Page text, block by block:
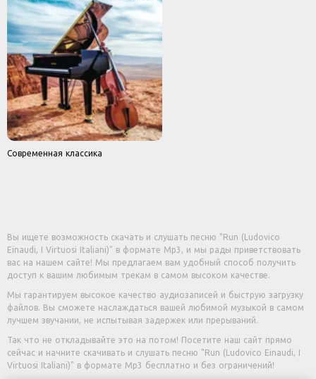
Современная классика
Вы ищете возможность скачать и слушать песню "Run (Ludovico
Einaudi, I Virtuosi Italiani)" в формате Mp3, и мы рады приветствовать
вас на нашем сайте! Мы предлагаем вам удобный способ получить
доступ к вашим любимым трекам в самом высоком качестве.
Мы гарантируем высокое качество аудиозаписей и быструю загрузку
файлов. Вы сможете наслаждаться вашей любимой музыкой в самом
лучшем звучании, не испытывая задержек или прерываний.
Так что не откладывайте это на потом! Посетите наш сайт прямо
сейчас и начните скачивать и слушать песню "Run (Ludovico Einaudi, I
Virtuosi Italiani)" в формате Mp3 бесплатно и без ограничений!